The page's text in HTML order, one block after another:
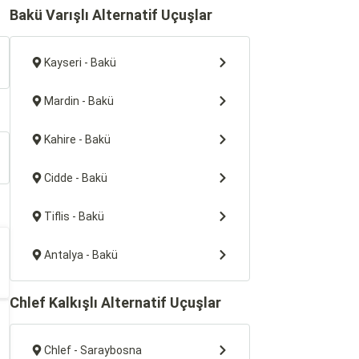
Bakü Varışlı Alternatif Uçuşlar
Kayseri - Bakü
Mardin - Bakü
Kahire - Bakü
Cidde - Bakü
Tiflis - Bakü
Antalya - Bakü
Chlef Kalkışlı Alternatif Uçuşlar
Chlef - Saraybosna